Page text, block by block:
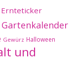
Ernteticker
Gartenkalender
Gewürz Halloween
und